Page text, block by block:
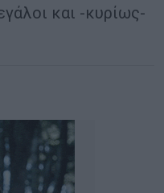
και -κυρίως-